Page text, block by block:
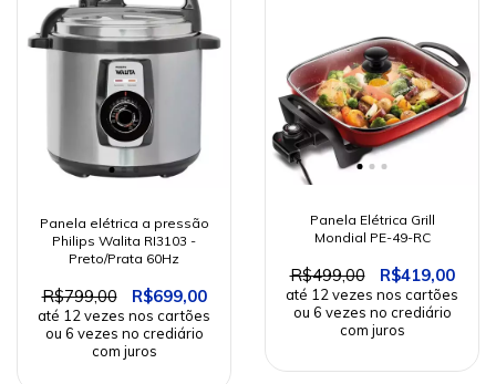
Panela elétrica a pressão
Philips Walita RI3103 -
Preto/Prata 60Hz
R$799,00 R$699,00
Panela Elétrica Grill
Mondial PE-49-RC
R$499,00 R$419,00